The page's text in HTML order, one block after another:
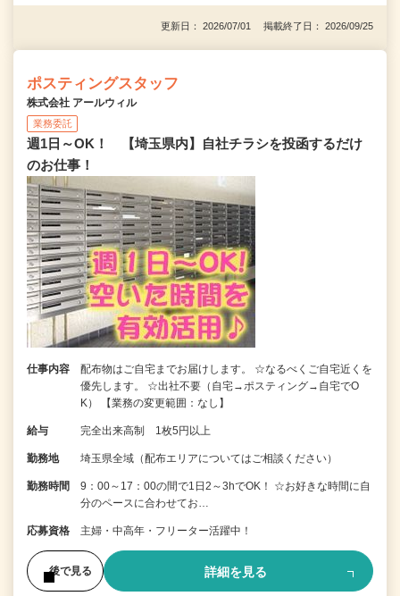
更新日： 2026/07/01 掲載終了日： 2026/09/25
ポスティングスタッフ
株式会社 アールウィル
業務委託
週1日～OK！ 【埼玉県内】自社チラシを投函するだけ
のお仕事！
仕事内容
配布物はご自宅までお届けします。 ☆なるべくご自宅近くを
優先します。 ☆出社不要（自宅→ポスティング→自宅でO
K） 【業務の変更範囲：なし】
給与 完全出来高制 1枚5円以上
勤務地 埼玉県全域（配布エリアについてはご相談ください）
勤務時間
9：00～17：00の間で1日2～3hでOK！ ☆お好きな時間に自
分のペースに合わせてお…
応募資格 主婦・中高年・フリーター活躍中！
後で見る 詳細を見る